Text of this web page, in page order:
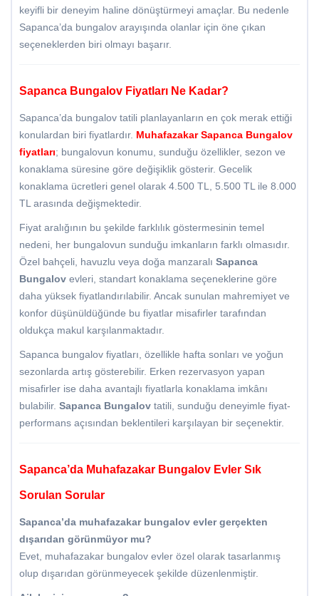
keyifli bir deneyim haline dönüştürmeyi amaçlar. Bu nedenle
Sapanca’da bungalov arayışında olanlar için öne çıkan
seçeneklerden biri olmayı başarır.
Sapanca Bungalov Fiyatları Ne Kadar?
Sapanca’da bungalov tatili planlayanların en çok merak ettiği
konulardan biri fiyatlardır. MuhafazakarSapanca Bungalov
fiyatları; bungalovun konumu, sunduğu özellikler, sezon ve
konaklama süresine göre değişiklik gösterir. Gecelik
konaklama ücretleri genel olarak 4.500 TL, 5.500 TL ile 8.000
TL arasında değişmektedir.
Fiyat aralığının bu şekilde farklılık göstermesinin temel
nedeni, her bungalovun sunduğu imkanların farklı olmasıdır.
Özel bahçeli, havuzlu veya doğa manzaralı Sapanca
Bungalov evleri, standart konaklama seçeneklerine göre
daha yüksek fiyatlandırılabilir. Ancak sunulan mahremiyet ve
konfor düşünüldüğünde bu fiyatlar misafirler tarafından
oldukça makul karşılanmaktadır.
Sapanca bungalov fiyatları, özellikle hafta sonları ve yoğun
sezonlarda artış gösterebilir. Erken rezervasyon yapan
misafirler ise daha avantajlı fiyatlarla konaklama imkânı
bulabilir. Sapanca Bungalov tatili, sunduğu deneyimle fiyat-
performans açısından beklentileri karşılayan bir seçenektir.
Sapanca’da Muhafazakar Bungalov Evler Sık
Sorulan Sorular
Sapanca’da muhafazakar bungalov evler gerçekten
dışarıdan görünmüyor mu?
Evet, muhafazakar bungalov evler özel olarak tasarlanmış
olup dışarıdan görünmeyecek şekilde düzenlenmiştir.